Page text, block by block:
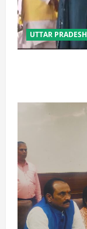
UTTAR PRADESH